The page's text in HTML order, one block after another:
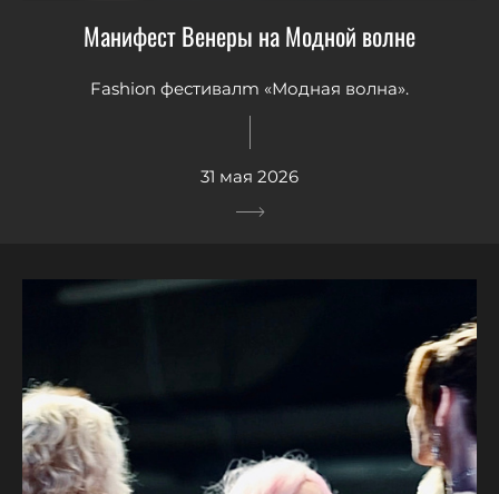
Манифест Венеры на Модной волне
Fashion фестивалm «Модная волна».
31 мая 2026